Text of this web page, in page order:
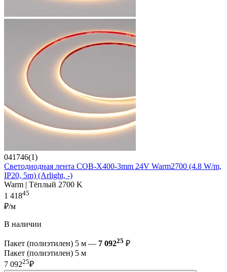
041746(1)
Светодиодная лента COB-X400-3mm 24V Warm2700 (4.8 W/m,
IP20, 5m) (Arlight, -)
Warm | Тёплый 2700 K
1 41845
₽/м
В наличии
Пакет (полиэтилен) 5 м — 7 09225 ₽
Пакет (полиэтилен) 5 м
7 09225₽